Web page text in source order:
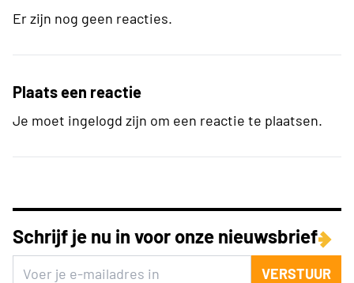
Er zijn nog geen reacties.
Plaats een reactie
Je moet ingelogd zijn om een reactie te plaatsen.
Schrijf je nu in voor onze nieuwsbrief
VERSTUUR